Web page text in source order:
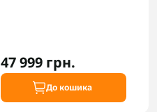
47 999 грн.
До кошика